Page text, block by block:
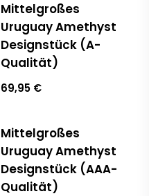
Ausverkauft
Mittelgroßes
Uruguay Amethyst
Designstück (A-
Qualität)
69,95 €
Ausverkauft
Mittelgroßes
Uruguay Amethyst
Designstück (AAA-
Qualität)